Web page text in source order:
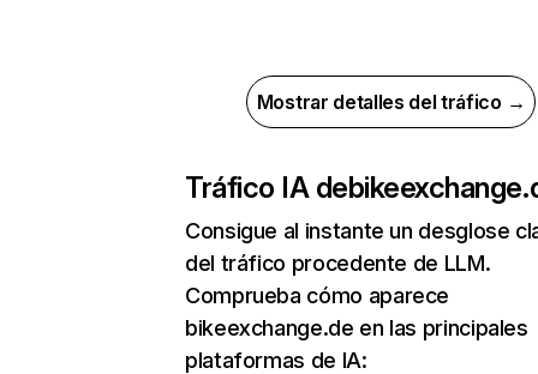
Mostrar detalles del tráfico →
Tráfico IA de
Consigue al instante un desglose
del tráfico procedente de LLM.
Comprueba cómo aparece
bikeexchange.de en las principales
plataformas de IA: